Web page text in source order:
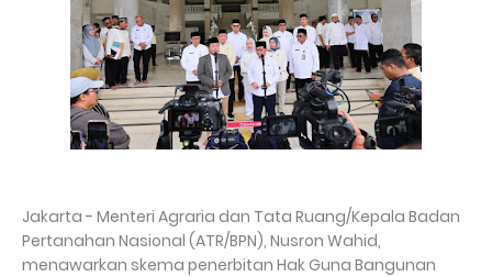
Jakarta - Menteri Agraria dan Tata Ruang/Kepala Badan
Pertanahan Nasional (ATR/BPN), Nusron Wahid,
menawarkan skema penerbitan Hak Guna Bangunan